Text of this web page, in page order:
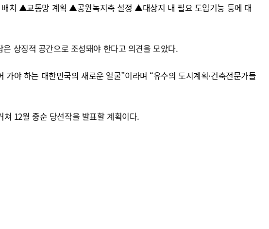
치 ▲교통망 계획 ▲공원녹지축 설정 ▲대상지 내 필요 도입기능 등에 대
상징적 공간으로 조성돼야 한다고 의견을 모았다.
야 하는 대한민국의 새로운 얼굴”이라며 “유수의 도시계획·건축전문가들
12월 중순 당선작을 발표할 계획이다.